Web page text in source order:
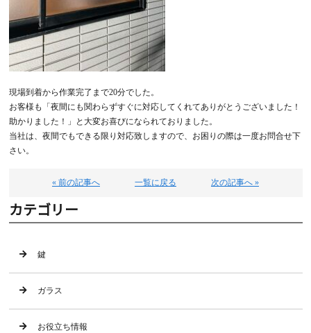
現場到着から作業完了まで20分でした。
お客様も「夜間にも関わらずすぐに対応してくれてありがとうございました！
助かりました！」と大変お喜びになられておりました。
当社は、夜間でもできる限り対応致しますので、お困りの際は一度お問合せ下
さい。
« 前の記事へ 一覧に戻る 次の記事へ »
カテゴリー
鍵
ガラス
お役立ち情報